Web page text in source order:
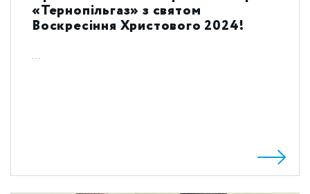
«Тернопільгаз» з святом
Воскресіння Христового 2024!
...